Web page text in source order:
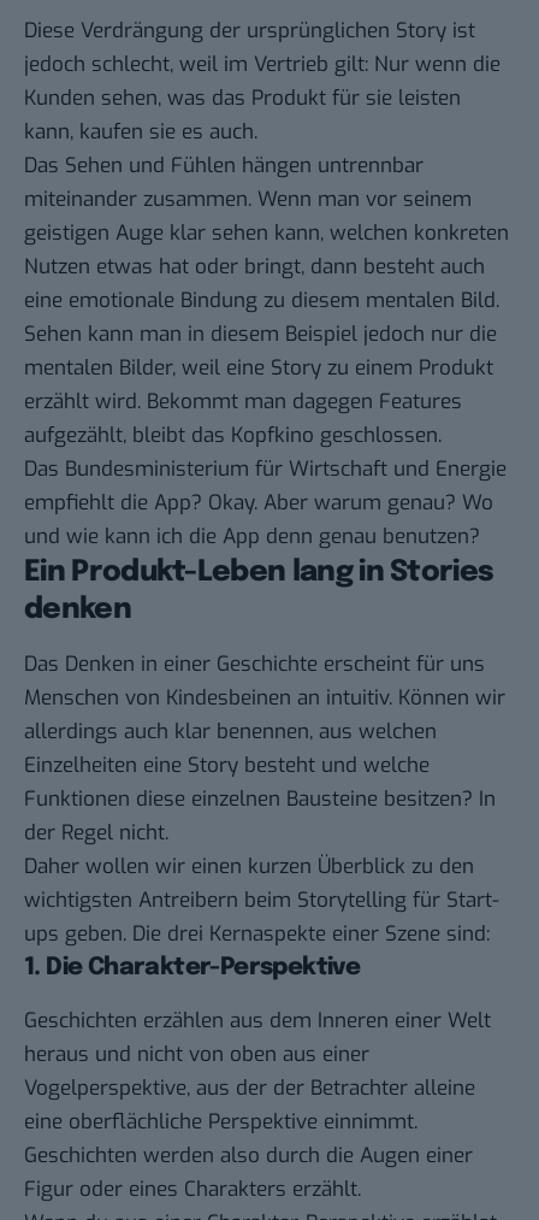
Diese Verdrängung der ursprünglichen Story ist
jedoch schlecht, weil im Vertrieb gilt: Nur wenn die
Kunden sehen, was das Produkt für sie leisten
kann, kaufen sie es auch.
Das Sehen und Fühlen hängen untrennbar
miteinander zusammen. Wenn man vor seinem
geistigen Auge klar sehen kann, welchen konkreten
Nutzen etwas hat oder bringt, dann besteht auch
eine emotionale Bindung zu diesem mentalen Bild.
Sehen kann man in diesem Beispiel jedoch nur die
mentalen Bilder, weil eine Story zu einem Produkt
erzählt wird. Bekommt man dagegen Features
aufgezählt, bleibt das Kopfkino geschlossen.
Das Bundesministerium für Wirtschaft und Energie
empfiehlt die App? Okay. Aber warum genau? Wo
und wie kann ich die App denn genau benutzen?
Ein Produkt-Leben lang in Stories
denken
Das Denken in einer Geschichte erscheint für uns
Menschen von Kindesbeinen an intuitiv. Können wir
allerdings auch klar benennen, aus welchen
Einzelheiten eine Story besteht und welche
Funktionen diese einzelnen Bausteine besitzen? In
der Regel nicht.
Daher wollen wir einen kurzen Überblick zu den
wichtigsten Antreibern beim Storytelling für Start-
ups geben. Die drei Kernaspekte einer Szene sind:
1. Die Charakter-Perspektive
Geschichten erzählen aus dem Inneren einer Welt
heraus und nicht von oben aus einer
Vogelperspektive, aus der der Betrachter alleine
eine oberflächliche Perspektive einnimmt.
Geschichten werden also durch die Augen einer
Figur oder eines Charakters erzählt.